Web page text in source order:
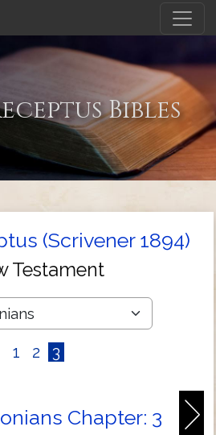
Bibles
(Scrivener 1894)
Testament
1 2 3
Chapter: 3